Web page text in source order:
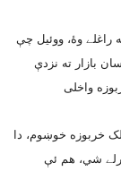
راغلے وۀ، ووئيل چې
بازار ته نزدې
خربوزه خوښوم، دا
شي، هم ئې